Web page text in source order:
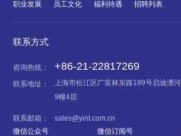
职业发展 员工文化 福利待遇 招聘列表
联系方式
咨询热线： +86-21-22817269
联系地址：
上海市松江区广富林东路199号启迪漕
9幢4层
联系邮箱：
sales@yint.com.cn
微信公众号
微信订阅号